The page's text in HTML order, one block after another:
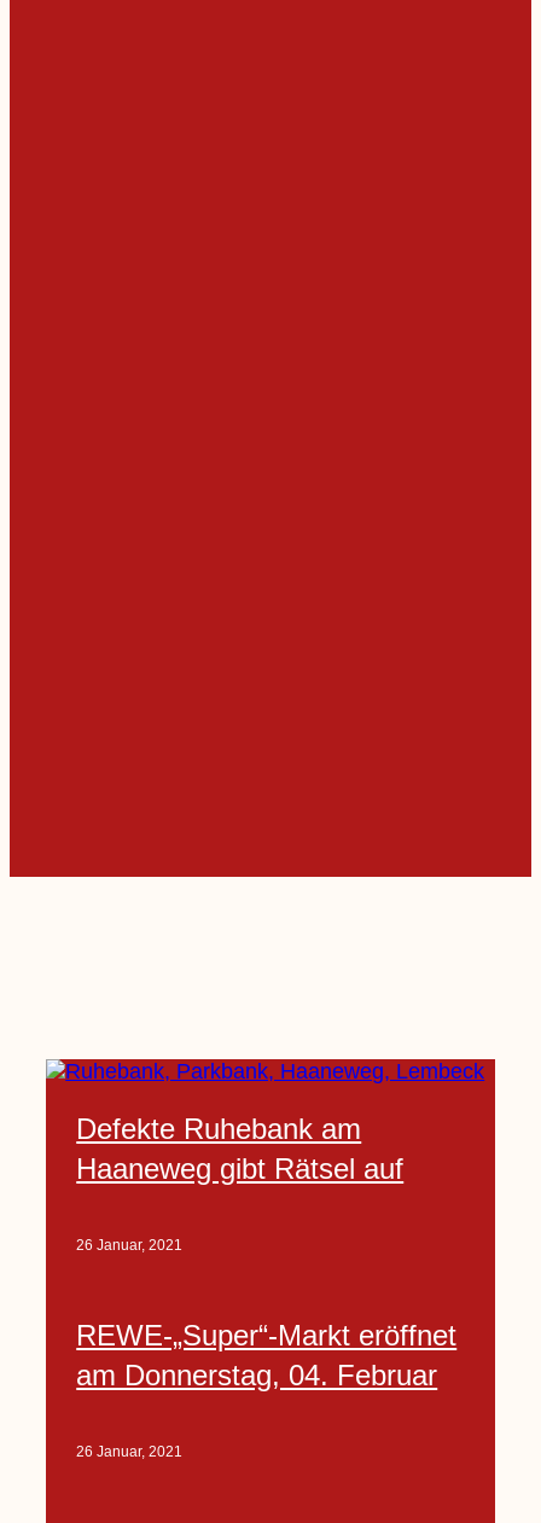
Defekte Ruhebank am
Haaneweg gibt Rätsel auf
26 Januar, 2021
REWE-„Super“-Markt eröffnet
am Donnerstag, 04. Februar
26 Januar, 2021